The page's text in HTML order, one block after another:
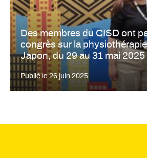
Des membres du CISD ont
congrès sur la
Japon, du 29 au 31 mai 2025
Publié le26 juin 2025